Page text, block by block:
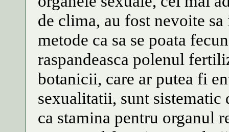
de clima, au fost nevoite
metode ca sa se poata
raspandeasca polenul
botanicii, care ar putea fi
sexualitatii, sunt sistematic
ca stamina pentru organul